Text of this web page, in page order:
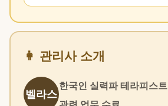
👩 관리사 소개
벨라스
한국인 실력파 테라피스트